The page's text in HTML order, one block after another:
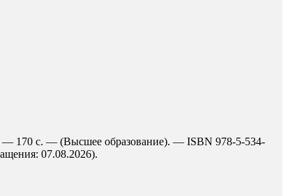
— 170 с. — (Высшее образование). — ISBN 978-5-534-
07.08.2026).